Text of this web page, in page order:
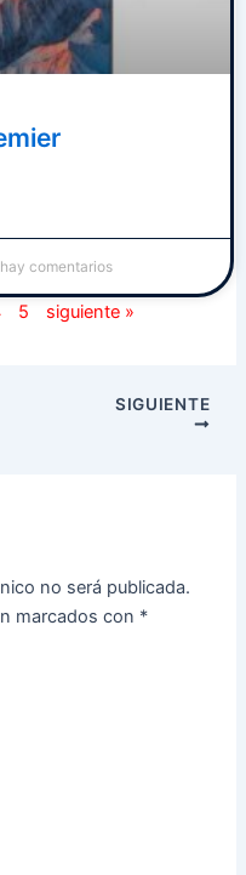
comentarios
5 siguiente »
SIGUIENTE
no será publicada.
marcados con *